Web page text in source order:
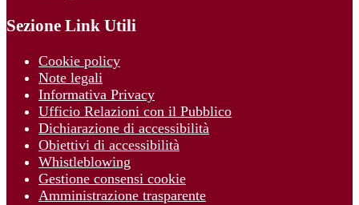
Sezione Link Utili
Cookie policy
Note legali
Informativa Privacy
Ufficio Relazioni con il Pubblico
Dichiarazione di accessibilità
Obiettivi di accessibilità
Whistleblowing
Gestione consensi cookie
Amministrazione trasparente